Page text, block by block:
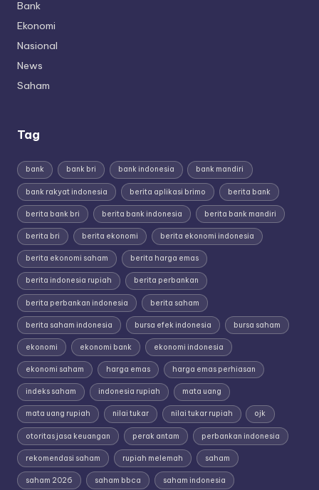
Bank
Ekonomi
Nasional
News
Saham
Tag
bank bank bri bank indonesia bank mandiri
bank rakyat indonesia berita aplikasi brimo berita bank
berita bank bri berita bank indonesia berita bank mandiri
berita bri berita ekonomi berita ekonomi indonesia
berita ekonomi saham berita harga emas
berita indonesia rupiah berita perbankan
berita perbankan indonesia berita saham
berita saham indonesia bursa efek indonesia bursa saham
ekonomi ekonomi bank ekonomi indonesia
ekonomi saham harga emas harga emas perhiasan
indeks saham indonesia rupiah mata uang
mata uang rupiah nilai tukar nilai tukar rupiah ojk
otoritas jasa keuangan perak antam perbankan indonesia
rekomendasi saham rupiah melemah saham
saham 2026 saham bbca saham indonesia